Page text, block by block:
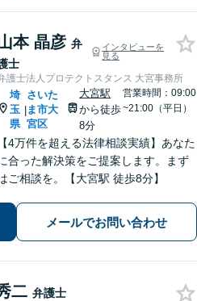
本 晶彦 弁
士
インタビューを
見る
護士法人プロテクトスタンス 大宮事務所
埼
玉
県
|
さいた
ま市大
宮区
大宮駅
から徒歩
8分
営業時間：09:00
~21:00（平日）
【4万件を超える法律相談実績】あなた
合った解決策をご提案します。まず
ご相談を。【大宮駅 徒歩8分】
メールでお問い合わせ
二 弁護士